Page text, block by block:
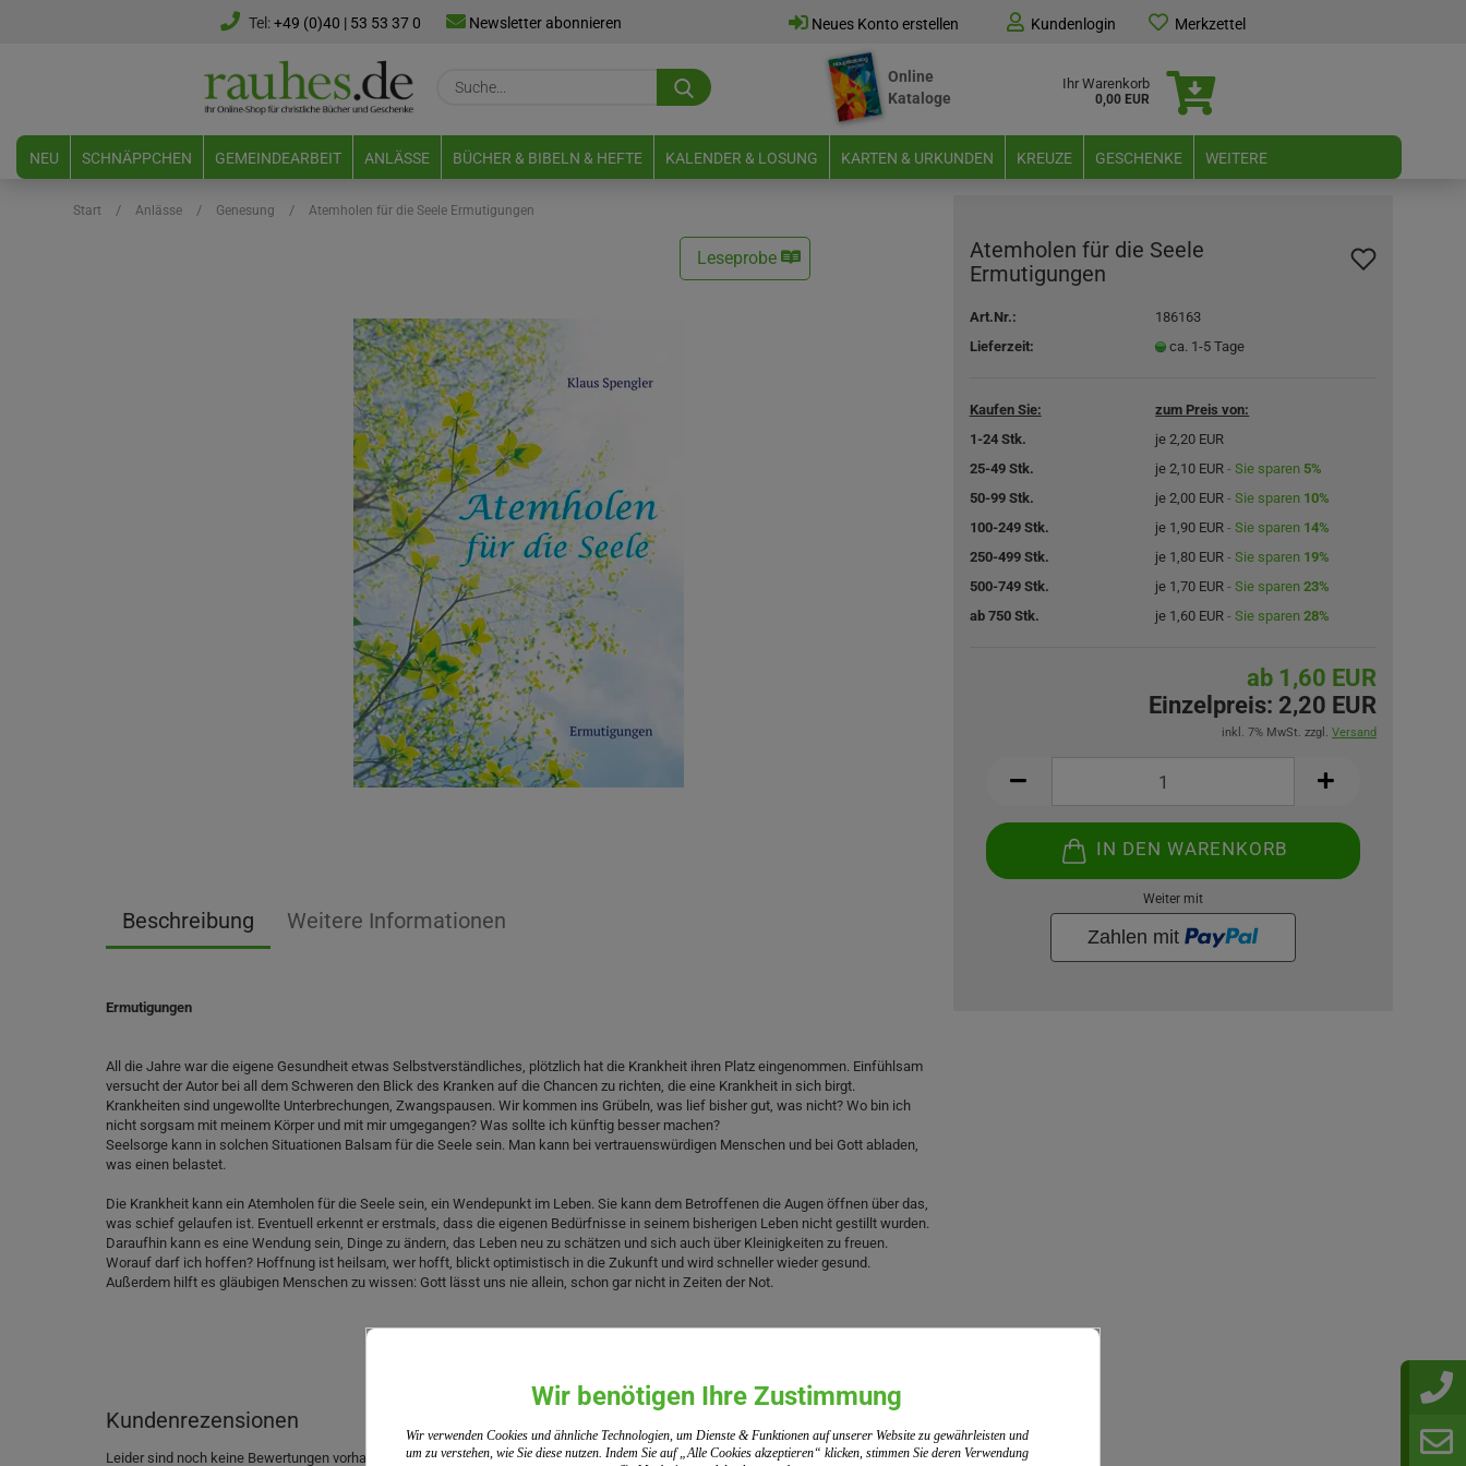
Tel:+49 (0)40 | 53 53 37 0 Newsletter abonnieren Neues Konto erstellen Kundenlogin Merkzettel
Suche...
Online
Kataloge
Ihr Warenkorb
0,00 EUR
NEU SCHNÄPPCHEN GEMEINDEARBEIT ANLÄSSE BÜCHER & BIBELN & HEFTE KALENDER & LOSUNG KARTEN & URKUNDEN KREUZE GESCHENKE WEITERE
Start / Anlässe / Genesung / Atemholen für die Seele Ermutigungen
Leseprobe
Atemholen für die Seele
Ermutigungen
Art.Nr.:
186163
Lieferzeit:
ca. 1-5 Tage
Kaufen Sie:
zum Preis von:
1-24 Stk.
je 2,20 EUR
25-49 Stk.
je 2,10 EUR- Sie sparen5%
50-99 Stk.
je 2,00 EUR- Sie sparen 10%
100-249 Stk.
je 1,90 EUR- Sie sparen 14%
250-499 Stk.
je 1,80 EUR- Sie sparen 19%
500-749 Stk.
je 1,70 EUR- Sie sparen23%
ab 750 Stk.
je 1,60 EUR- Sie sparen28%
ab 1,60 EUR
Einzelpreis: 2,20 EUR
inkl. 7% MwSt. zzgl. Versand
IN DEN WARENKORB
Weiter mit
Beschreibung Weitere Informationen
Ermutigungen
All die Jahre war die eigene Gesundheit etwas Selbstverständliches, plötzlich hat die Krankheit ihren Platz eingenommen. Einfühlsam
versucht der Autor bei all dem Schweren den Blick des Kranken auf die Chancen zu richten, die eine Krankheit in sich birgt.
Krankheiten sind ungewollte Unterbrechungen, Zwangspausen. Wir kommen ins Grübeln, was lief bisher gut, was nicht? Wo bin ich
nicht sorgsam mit meinem Körper und mit mir umgegangen? Was sollte ich künftig besser machen?
Seelsorge kann in solchen Situationen Balsam für die Seele sein. Man kann bei vertrauenswürdigen Menschen und bei Gott abladen,
was einen belastet.
Die Krankheit kann ein Atemholen für die Seele sein, ein Wendepunkt im Leben. Sie kann dem Betroffenen die Augen öffnen über das,
was schief gelaufen ist. Eventuell erkennt er erstmals, dass die eigenen Bedürfnisse in seinem bisherigen Leben nicht gestillt wurden.
Daraufhin kann es eine Wendung sein, Dinge zu ändern, das Leben neu zu schätzen und sich auch über Kleinigkeiten zu freuen.
Worauf darf ich hoffen? Hoffnung ist heilsam, wer hofft, blickt optimistisch in die Zukunft und wird schneller wieder gesund.
Außerdem hilft es gläubigen Menschen zu wissen: Gott lässt uns nie allein, schon gar nicht in Zeiten der Not.
Kundenrezensionen
Leider sind noch keine Bewertungen vorhanden. Seien Sie der Erste, der das Produkt bewertet.
Wir benötigen Ihre Zustimmung
Wir verwenden Cookies und ähnliche Technologien, um Dienste & Funktionen auf unserer Website zu gewährleisten und
um zu verstehen, wie Sie diese nutzen. Indem Sie auf „Alle Cookies akzeptieren“ klicken, stimmen Sie deren Verwendung